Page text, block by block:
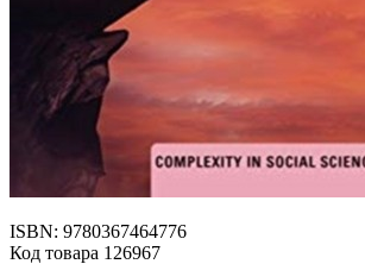
ISBN: 9780367464776
Код товара 126967